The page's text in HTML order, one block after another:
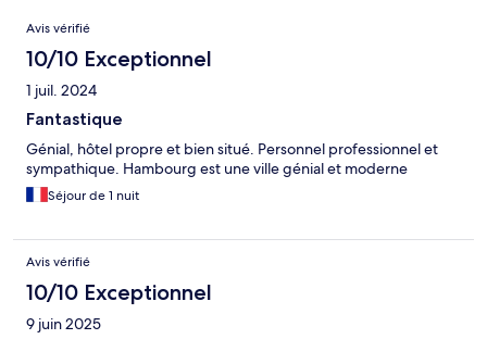
Avis
Avis vérifié
10/10 Exceptionnel
1 juil. 2024
Fantastique
Génial, hôtel propre et bien situé. Personnel professionnel et
sympathique. Hambourg est une ville génial et moderne
Séjour de 1 nuit
Avis vérifié
10/10 Exceptionnel
9 juin 2025